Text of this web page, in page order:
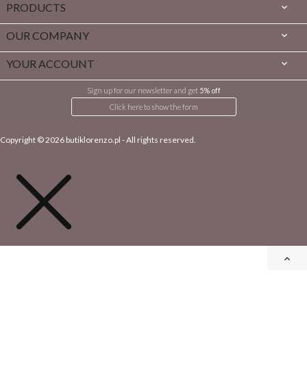
PRODUCTS 
OUR COMPANY 
YOUR ACCOUNT 
Sign up for our newsletter and get 5% off
Click here to show the form
Copyright © 2026 butiklorenzo.pl - All rights reserved.
